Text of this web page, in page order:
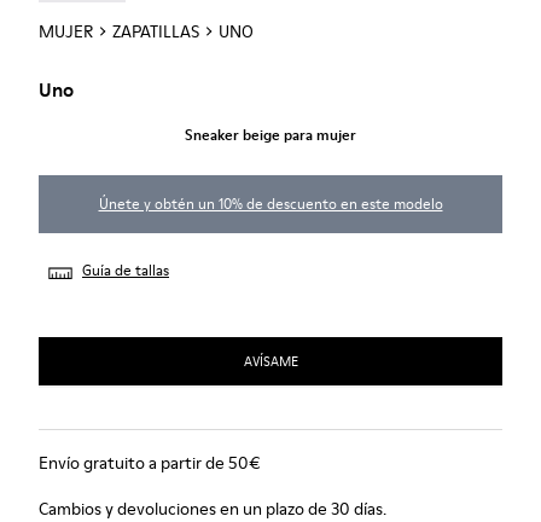
MUJER ZAPATILLAS UNO
Uno
Sneaker beige para mujer
Únete y obtén un 10% de descuento en este modelo
Guía de tallas
AVÍSAME
Envío gratuito a partir de 50€
Cambios y devoluciones en un plazo de 30 días.